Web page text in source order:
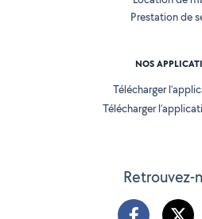
Retrouvez-
Prestation de
NOS
Télécharger
Télécharger